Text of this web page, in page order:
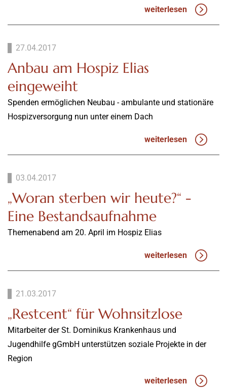
weiterlesen
27.04.2017
Anbau am Hospiz Elias
eingeweiht
Spenden ermöglichen Neubau - ambulante und stationäre
Hospizversorgung nun unter einem Dach
weiterlesen
03.04.2017
„Woran sterben wir heute?“ -
Eine Bestandsaufnahme
Themenabend am 20. April im Hospiz Elias
weiterlesen
21.03.2017
„Restcent“ für Wohnsitzlose
Mitarbeiter der St. Dominikus Krankenhaus und
Jugendhilfe gGmbH unterstützen soziale Projekte in der
Region
weiterlesen